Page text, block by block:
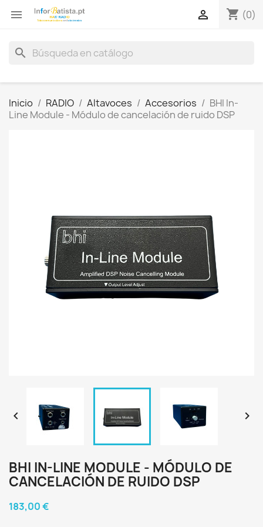
 shopping_cart (0)

search
Inicio RADIO Altavoces Accesorios
BHI In-
Line Module - Módulo de cancelación de ruido DSP
 
BHI IN-LINE MODULE - MÓDULO DE
CANCELACIÓN DE RUIDO DSP
183,00 €